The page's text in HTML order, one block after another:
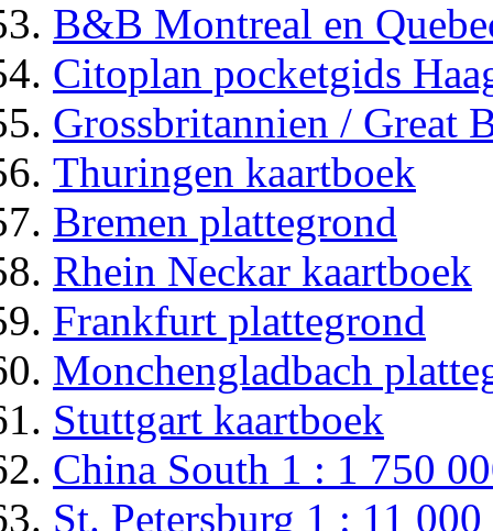
B&B Montreal en
Citoplan pocketgids
Grossbritannien / Great
Thuringen kaartboek
Bremen plattegrond
Rhein Neckar kaartboek
Frankfurt plattegrond
Monchengladbach
Stuttgart kaartboek
China South 1 : 1 750
St. Petersburg 1 : 11 000